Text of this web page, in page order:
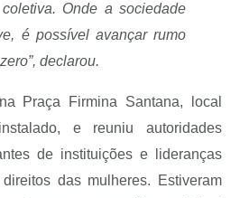
Onde a sociedade
é possível avançar rumo
declarou.
Praça Firmina Santana, local
e reuniu autoridades
de instituições e lideranças
das mulheres. Estiveram